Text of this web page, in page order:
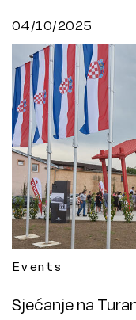
04/10/2025
Events
Sjećanje na